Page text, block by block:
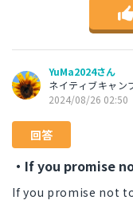
YuMa2024さん
ネイティブキャン
2024/08/26 02:50
回答
・If you promise
If you promise not